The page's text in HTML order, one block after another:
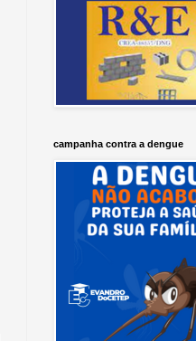
campanha contra a dengue